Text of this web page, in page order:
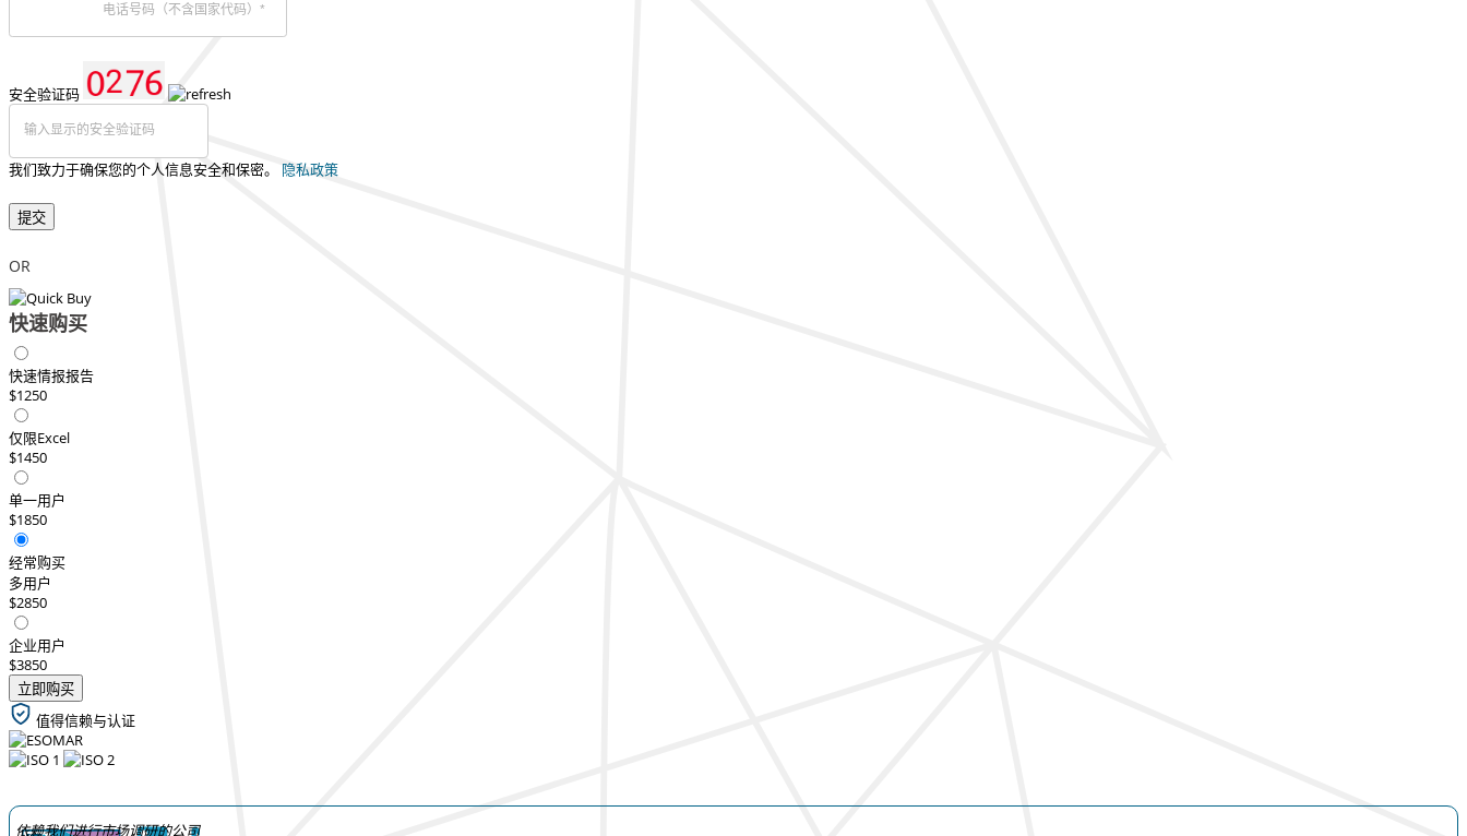
安全验证码
我们致力于确保您的个人信息安全和保密。 隐私政策
提交
OR
快速购买
快速情报报告
$1250
仅限Excel
$1450
单一用户
$1850
经常购买
多用户
$2850
企业用户
$3850
立即购买
值得信赖与认证
依赖我们进行市场调研的公司